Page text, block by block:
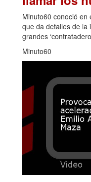
Minuto60 conoció en
que da detalles de la
grandes
Minuto60